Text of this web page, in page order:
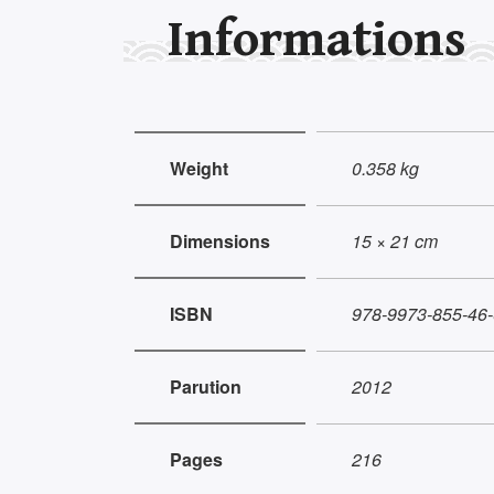
Informations
Weight 0.358 kg
Dimensions 15 × 21 cm
ISBN 978-9973-855-
Parution 2012
Pages 216